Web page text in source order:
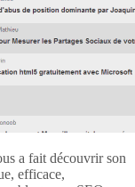
a fait découvrir son
efficace,